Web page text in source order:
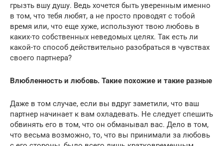
грызть вшу душу. Ведь хочется быть уверенным именно
в том, что тебя любят, а не просто проводят с тобой
время или, что еще хуже, используют твою любовь в
каких-то собственных неведомых целях. Так есть ли
какой-то способ действительно разобраться в чувствах
своего партнера?
Влюбленность и любовь. Такие похожие и такие разные
Даже в том случае, если вы вдруг заметили, что ваш
партнер начинает к вам охладевать. Не следует спешить
обвинять его в том, что он обманывал вас. Дело в том,
что весьма возможно, то, что вы принимали за любовь